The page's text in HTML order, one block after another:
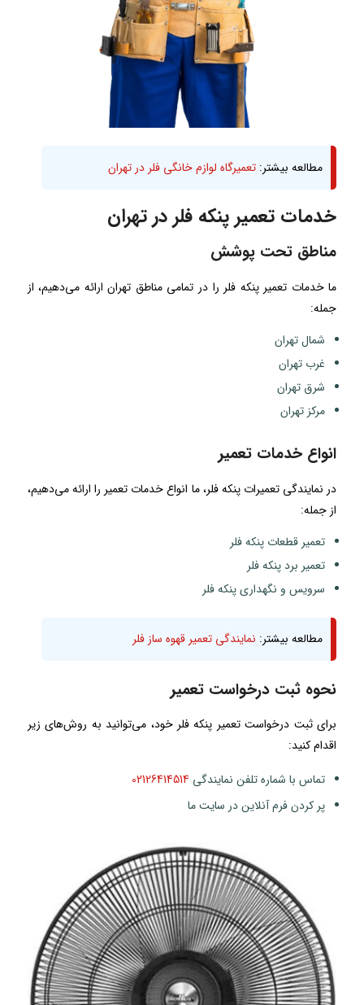
مطالعه بیشتر: تعمیرگاه لوازم خانگی فلر در تهران
خدمات تعمیر پنکه فلر در تهران
مناطق تحت پوشش
ما خدمات تعمیر پنکه فلر را در تمامی مناطق تهران ارائه می‌دهیم، از
جمله:
شمال تهران
غرب تهران
شرق تهران
مرکز تهران
انواع خدمات تعمیر
در نمایندگی تعمیرات پنکه فلر، ما انواع خدمات تعمیر را ارائه می‌دهیم،
از جمله:
تعمیر قطعات پنکه فلر
تعمیر برد پنکه فلر
سرویس و نگهداری پنکه فلر
مطالعه بیشتر: نمایندگی تعمیر قهوه ساز فلر
نحوه ثبت درخواست تعمیر
برای ثبت درخواست تعمیر پنکه فلر خود، می‌توانید به روش‌های زیر
اقدام کنید:
تماس با شماره تلفن نمایندگی 02126414514
پر کردن فرم آنلاین در سایت ما